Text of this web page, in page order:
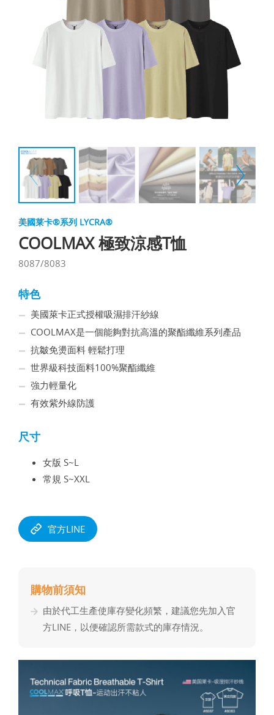
美國莱卡®系列 LYCRA®
COOLMAX 極致涼感T恤
8087/8083
特色
美國萊卡正式授權吸濕排汗紗線
COOLMAX是一個能夠對抗高溫的聚酯纖維系列產品
抗皺免燙面料 輕鬆打理
世界級科技面料100%聚酯纖維
強力輕量化
有效紫外線防護
尺寸
女版 S~L
常規 S~XXL
官方LINE
購物前須知
由於代⼯⽣產使庫存變化頻繁，建議您先加入官
⽅LINE，以便確認所需款式的庫存情況。